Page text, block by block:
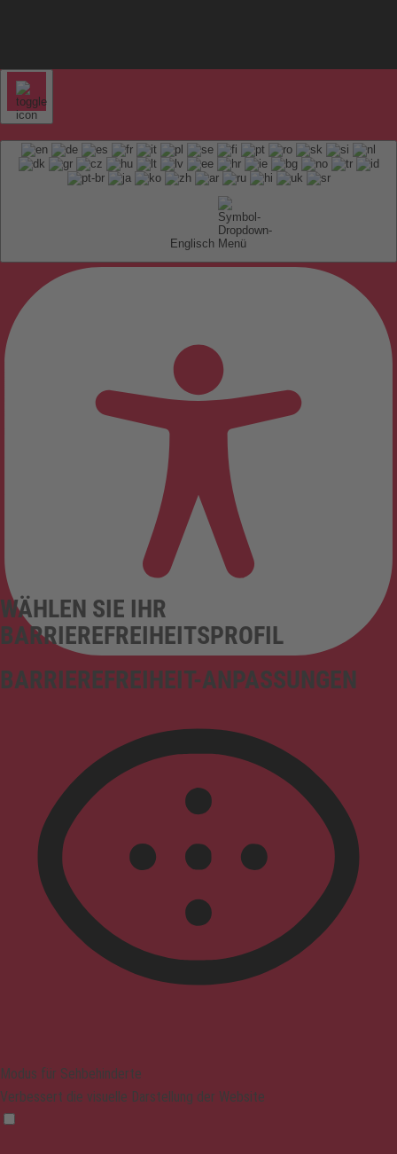
Englisch
BARRIEREFREIHEIT-ANPASSUNGEN
WÄHLEN SIE IHR
BARRIEREFREIHEITSPROFIL
Modus für Sehbehinderte
Verbessert die visuelle Darstellung der Website